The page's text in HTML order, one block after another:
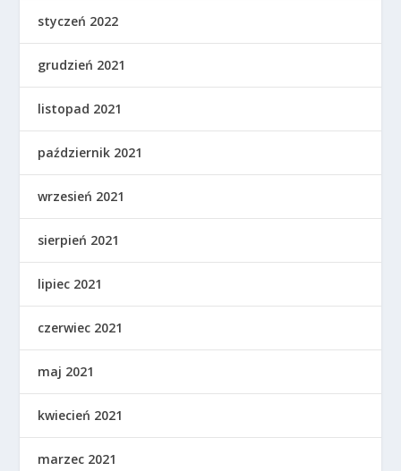
styczeń 2022
grudzień 2021
listopad 2021
październik 2021
wrzesień 2021
sierpień 2021
lipiec 2021
czerwiec 2021
maj 2021
kwiecień 2021
marzec 2021